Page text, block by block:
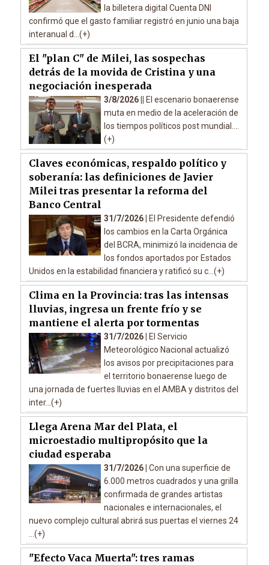
la billetera digital Cuenta DNI
confirmó que el gasto familiar registró en junio una baja
interanual d...(+)
El "plan C" de Milei, las sospechas
detrás de la movida de Cristina y una
negociación inesperada
3/8/2026 ||
El escenario bonaerense
muta en medio de la aceleración de
los tiempos políticos post mundial....
(+)
Claves económicas, respaldo político y
soberanía: las definiciones de Javier
Milei tras presentar la reforma del
Banco Central
31/7/2026 |
El Presidente defendió
los cambios en la Carta Orgánica
del BCRA, minimizó la incidencia de
los fondos aportados por Estados
Unidos en la estabilidad financiera y ratificó su c...(+)
Clima en la Provincia: tras las intensas
lluvias, ingresa un frente frío y se
mantiene el alerta por tormentas
31/7/2026 |
El Servicio
Meteorológico Nacional actualizó
los avisos por precipitaciones para
el territorio bonaerense luego de
una jornada de fuertes lluvias en el AMBA y distritos del
inter...(+)
Llega Arena Mar del Plata, el
microestadio multipropósito que la
ciudad esperaba
31/7/2026 | Con una superficie de
6.000 metros cuadrados y una grilla
confirmada de grandes artistas
nacionales e internacionales, el
nuevo complejo cultural abrirá sus puertas el viernes 24
...(+)
"Efecto Vaca Muerta": tres ramas